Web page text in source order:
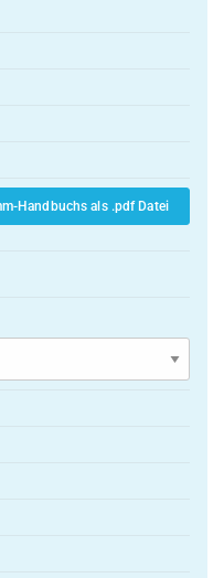
Handbuchs als .pdf Datei